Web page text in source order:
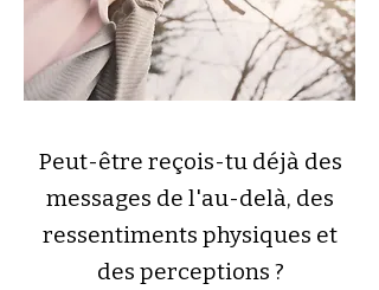
Peut-être reçois-tu déjà des
messages de l'au-delà, des
ressentiments physiques et
des perceptions ?